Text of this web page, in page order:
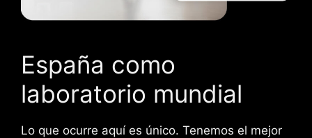
España como
laboratorio mundial
Lo que ocurre aquí es único. Tenemos el mejor